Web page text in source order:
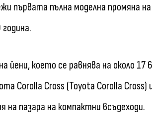
първата пълна моделна промяна на
йени, което се равнява на около 17
Corolla Cross (Toyota Corolla Cross)
на пазара на компактни всъдеходи.